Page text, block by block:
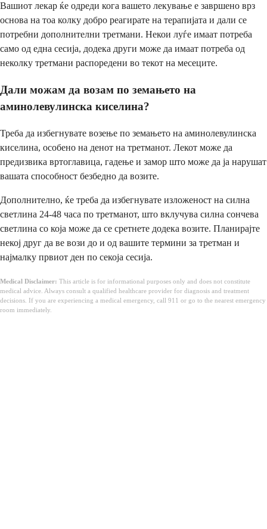
Вашиот лекар ќе одреди кога вашето лекување е завршено врз
основа на тоа колку добро реагирате на терапијата и дали се
потребни дополнителни третмани. Некои луѓе имаат потреба
само од една сесија, додека други може да имаат потреба од
неколку третмани распоредени во текот на месеците.
Дали можам да возам по земањето на
аминолевулинска киселина?
Треба да избегнувате возење по земањето на аминолевулинска
киселина, особено на денот на третманот. Лекот може да
предизвика вртоглавица, гадење и замор што може да ја нарушат
вашата способност безбедно да возите.
Дополнително, ќе треба да избегнувате изложеност на силна
светлина 24-48 часа по третманот, што вклучува силна сончева
светлина со која може да се сретнете додека возите. Планирајте
некој друг да ве вози до и од вашите термини за третман и
најмалку првиот ден по секоја сесија.
Medical Disclaimer: This article is for informational purposes only and does not constitute
medical advice. Always consult a qualified healthcare provider for diagnosis and treatment
decisions. If you are experiencing a medical emergency, call 911 or go to the nearest emergency
room immediately.